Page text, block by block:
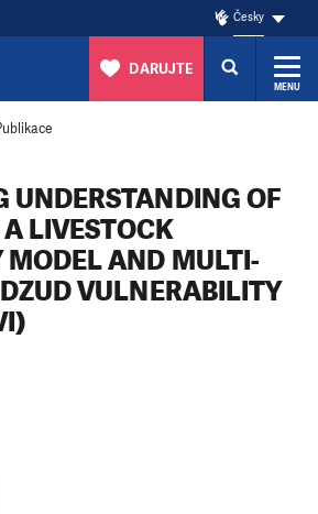
Česky
DARUJTE
MENU
UNDERSTANDING OF
LIVESTOCK
AND MULTI-
VULNERABILITY